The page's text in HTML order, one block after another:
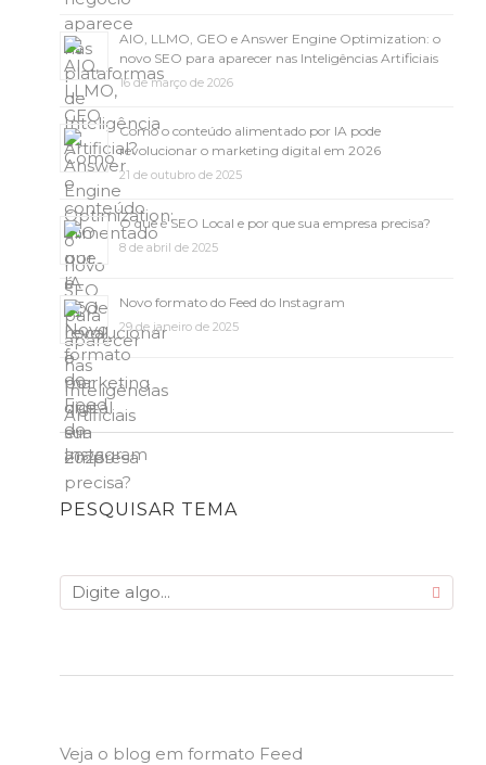
AIO, LLMO, GEO e Answer Engine Optimization: o
novo SEO para aparecer nas Inteligências Artificiais
16 de março de 2026
Como o conteúdo alimentado por IA pode
revolucionar o marketing digital em 2026
21 de outubro de 2025
O que é SEO Local e por que sua empresa precisa?
8 de abril de 2025
Novo formato do Feed do Instagram
29 de janeiro de 2025
PESQUISAR TEMA
Veja o blog em formato Feed